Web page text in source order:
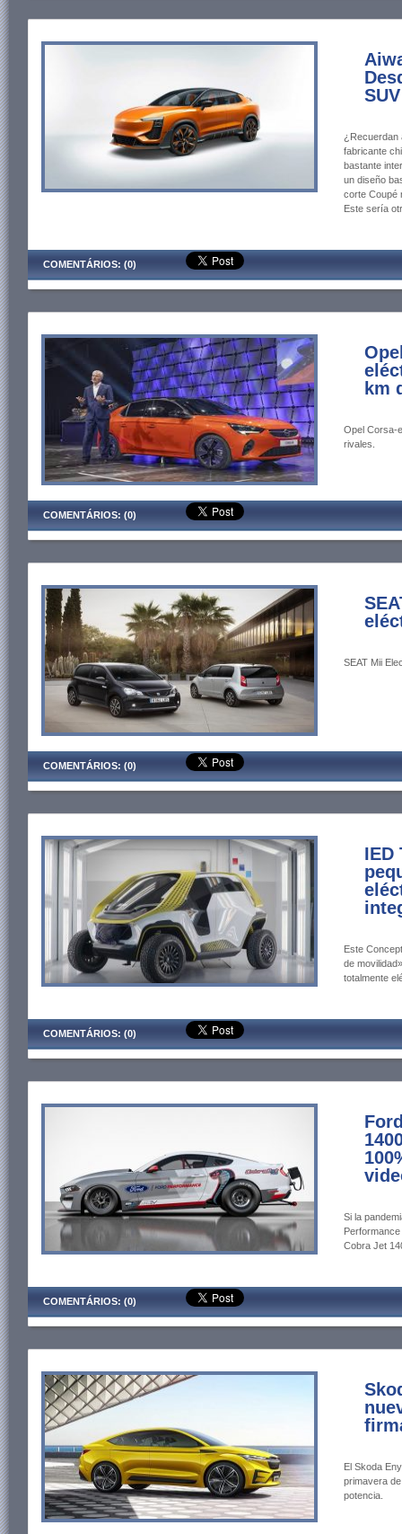
¿Recuerdan
fabricante
bastante
un diseño
corte Coupé
Este sería
COMENTÁRIOS: (0)
km
Opel Corsa-
rivales.
COMENTÁRIOS: (0)
SEAT Mii
COMENTÁRIOS: (0)
IED
Este
de
totalmente
COMENTÁRIOS: (0)
Si la
Cobra Jet
COMENTÁRIOS: (0)
El Skoda
primavera
potencia.